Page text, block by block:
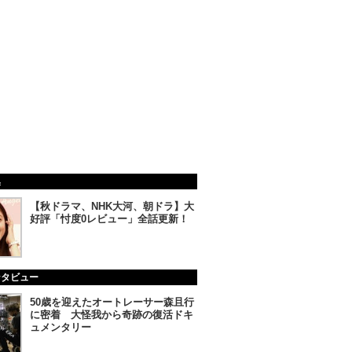
【秋ドラマ、NHK大河、朝ドラ】大
好評「忖度0レビュー」全話更新！
ビュー
50歳を迎えたオートレーサー森且行
に密着 大怪我から奇跡の復活ドキ
ュメンタリー